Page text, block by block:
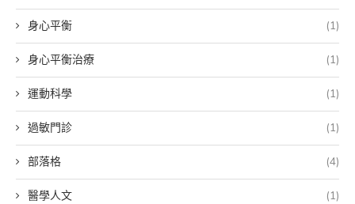
身心平衡 (1)
身心平衡治療 (1)
運動科學 (1)
過敏門診 (1)
部落格 (4)
醫學人文 (1)